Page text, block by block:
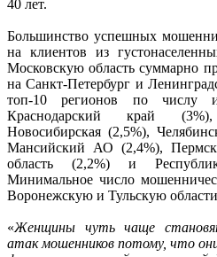
40 лет.
Большинство успешных
на клиентов из
Московскую область суммарно
на Санкт-Петербург и
топ-10 регионов по числу
Краснодарский край
Новосибирская (2,5%),
Мансийский АО (2,4%),
область (2,2%) и
Минимальное число
Воронежскую и Тульскую
«Женщины чуть чаще
атак мошенников потому, что